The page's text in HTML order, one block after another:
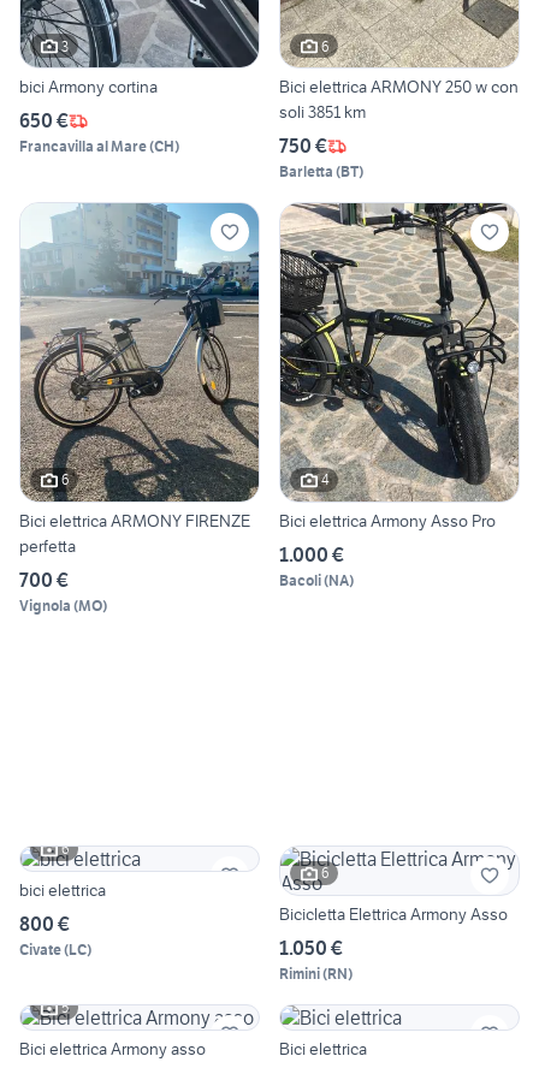
3
bici Armony cortina
650 €
Francavilla al Mare(CH)
6
Bici elettrica ARMONY 250 w con
soli 3851 km
750 €
Barletta (BT)
6
Bici elettrica ARMONY FIRENZE
perfetta
700 €
Vignola (MO)
4
Bici elettrica Armony Asso Pro
1.000 €
Bacoli(NA)
6
bici elettrica
800 €
Civate(LC)
6
Bicicletta Elettrica Armony Asso
1.050 €
Rimini(RN)
5
Bici elettrica Armony asso Bici elettrica